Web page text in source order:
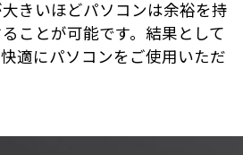
きいほどパソコンは余裕を持
ことが可能です。結果として
適にパソコンをご使用いただ